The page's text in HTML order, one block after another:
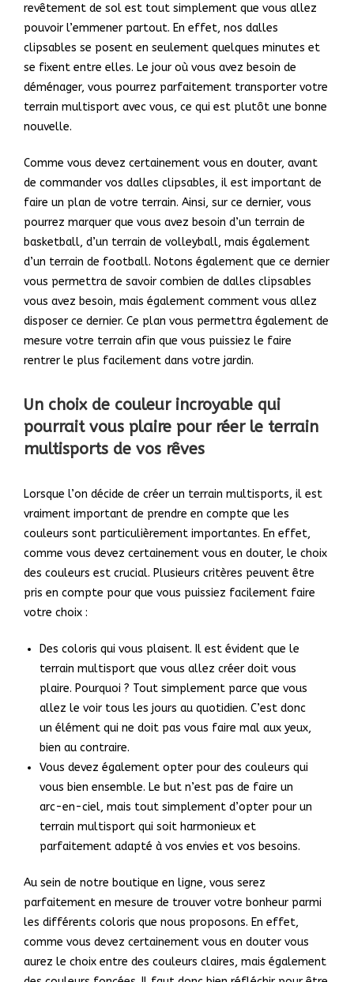
revêtement de sol est tout simplement que vous allez
pouvoir l’emmener partout. En effet, nos dalles
clipsables se posent en seulement quelques minutes et
se fixent entre elles. Le jour où vous avez besoin de
déménager, vous pourrez parfaitement transporter votre
terrain multisport avec vous, ce qui est plutôt une bonne
nouvelle.
Comme vous devez certainement vous en douter, avant
de commander vos dalles clipsables, il est important de
faire un plan de votre terrain. Ainsi, sur ce dernier, vous
pourrez marquer que vous avez besoin d’un terrain de
basketball, d’un terrain de volleyball, mais également
d’un terrain de football. Notons également que ce dernier
vous permettra de savoir combien de dalles clipsables
vous avez besoin, mais également comment vous allez
disposer ce dernier. Ce plan vous permettra également de
mesure votre terrain afin que vous puissiez le faire
rentrer le plus facilement dans votre jardin.
Un choix de couleur incroyable qui
pourrait vous plaire pour réer le terrain
multisports de vos rêves
Lorsque l’on décide de créer un terrain multisports, il est
vraiment important de prendre en compte que les
couleurs sont particulièrement importantes. En effet,
comme vous devez certainement vous en douter, le choix
des couleurs est crucial. Plusieurs critères peuvent être
pris en compte pour que vous puissiez facilement faire
votre choix :
Des coloris qui vous plaisent. Il est évident que le
terrain multisport que vous allez créer doit vous
plaire. Pourquoi ? Tout simplement parce que vous
allez le voir tous les jours au quotidien. C’est donc
un élément qui ne doit pas vous faire mal aux yeux,
bien au contraire.
Vous devez également opter pour des couleurs qui
vous bien ensemble. Le but n’est pas de faire un
arc-en-ciel, mais tout simplement d’opter pour un
terrain multisport qui soit harmonieux et
parfaitement adapté à vos envies et vos besoins.
Au sein de notre boutique en ligne, vous serez
parfaitement en mesure de trouver votre bonheur parmi
les différents coloris que nous proposons. En effet,
comme vous devez certainement vous en douter vous
aurez le choix entre des couleurs claires, mais également